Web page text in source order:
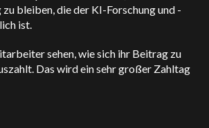
bleiben, die der KI-Forschung und -
ist.
sehen, wie sich ihr Beitrag zu
Das wird ein sehr großer Zahltag